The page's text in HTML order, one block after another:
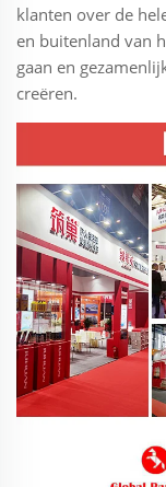
klanten over de
en buitenland van
gaan en
creëren.